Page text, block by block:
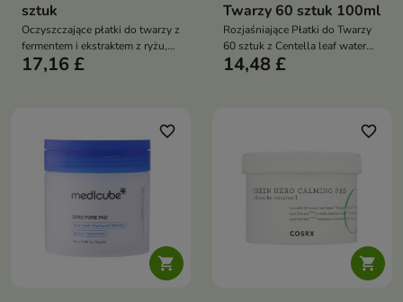
sztuk
Oczyszczające płatki do twarzy z
fermentem i ekstraktem z ryżu,
które skutecznie usuwają
17,16 £
Twarzy 60 sztuk 100ml
Rozjaśniające Płatki do Twarzy
60 sztuk z Centella leaf water
13,1%, 1000 ppm niacynamidu i
14,48 £

favorite_border

favorite_border